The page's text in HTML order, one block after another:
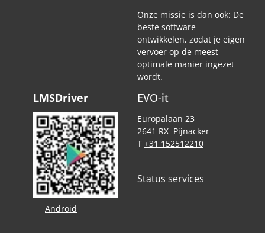
Onze missie is dan ook: De
beste software
ontwikkelen, zodat je eigen
vervoer op de meest
optimale manier ingezet
wordt.
LMSDriver
Android
EVO-it
Europalaan 23
2641 RX Pijnacker
T +31 152512210
Status services